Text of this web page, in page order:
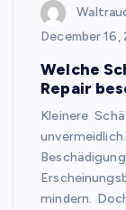
December 16,
Welche
Repair
Kleinere
mindern.